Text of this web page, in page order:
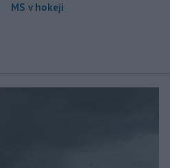
MS v hokeji